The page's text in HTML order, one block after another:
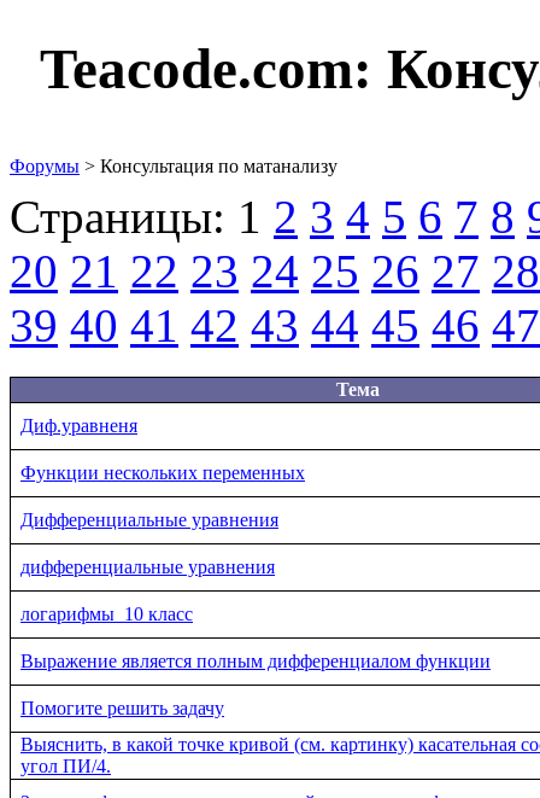
Teacode.com:
Форумы > Консультация по матанализу
Страницы: 1 2 3 4 5 6 7 8
20 21 22 23 24 25 26 27 28
39 40 41 42 43 44 45 46 47
Тема
Диф.уравненя
Функции нескольких переменных
Дифференциальные уравнения
дифференциальные уравнения
логарифмы_10 класс
Выражение является полным дифференциалом функции
Помогите решить задачу
Выяснить, в какой точке кривой (см. картинку) касательная
угол ПИ/4.